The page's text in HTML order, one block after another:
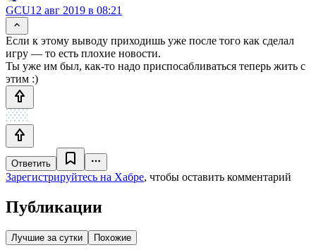
GCU12 авг 2019 в 08:21
Если к этому выводу приходишь уже после того как сделал
игру — то есть плохие новости.
Ты уже им был, как-то надо приспосабливаться теперь жить с
этим :)
Ответить
Зарегистрируйтесь на Хабре, чтобы оставить комментарий
Публикации
Лучшие за сутки Похожие